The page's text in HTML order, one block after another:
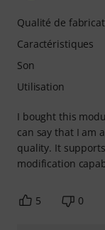
I bought this
can say that I am
quality. It
modification
Qualité de
Caractéristiques
Son
Utilisation
5 0